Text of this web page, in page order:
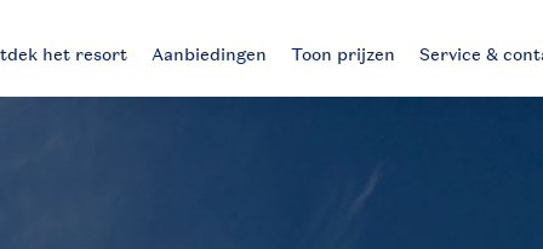
het resort Aanbiedingen Toon prijzen Service &